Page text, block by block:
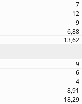
7
12
9
6,88
13,62
9
6
4
8,91
18,29